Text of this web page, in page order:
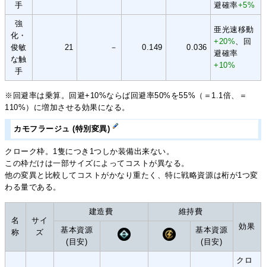
手 避確率+5%
強
化・
俊敏
な触
手
21 － 0.149 0.036
亜光速移動
+20% 、回
避確率
+10%
※回避率は乗算。回避+10%ならば回避率50%を55%（＝1.1倍、＝
110%）に増加させる効果になる。
カモフラージュ (特別変異)
クローク枠。1隻につき1つしか装備出来ない。
この枠だけは一部サイズによってコストが異なる。
他の変異と比較してコストがかなり重たく、特に戦略資源は桁が1つ変
わる量である。
名
称
サイ
ズ
建造費
維持費
効果
基本資源
(目安)
基本資源
(目安)
クロ